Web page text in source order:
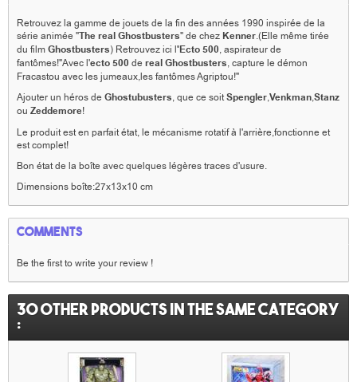
Retrouvez la gamme de jouets de la fin des années 1990 inspirée de la
série animée "The real Ghostbusters" de chez Kenner.(Elle même tirée
du filmGhostbusters) Retrouvez ici l'Ecto 500, aspirateur de
fantômes!"Avec l'ecto 500 dereal Ghostbusters, capture le démon
Fracastou avec les jumeaux,les fantômes Agriptou!"
Ajouter un héros deGhostubusters, que ce soitSpengler,Venkman,Stanz
ou Zeddemore!
Le produit est en parfait état, le mécanisme rotatif à l'arrière,fonctionne et
est complet!
Bon état de la boîte avec quelques légères traces d'usure.
Dimensions boîte:27x13x10 cm
Comments
Be the first to write your review !
30 other products in the same category
: